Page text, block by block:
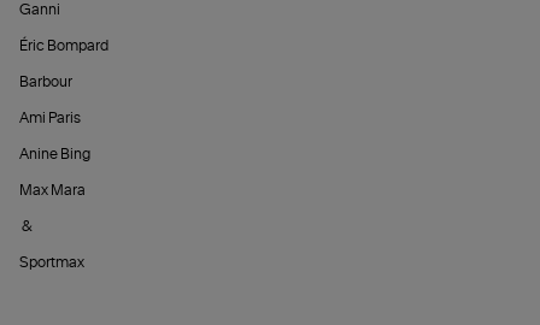
Ganni
Éric Bompard
Barbour
Ami Paris
Anine Bing
Max Mara
&
Sportmax